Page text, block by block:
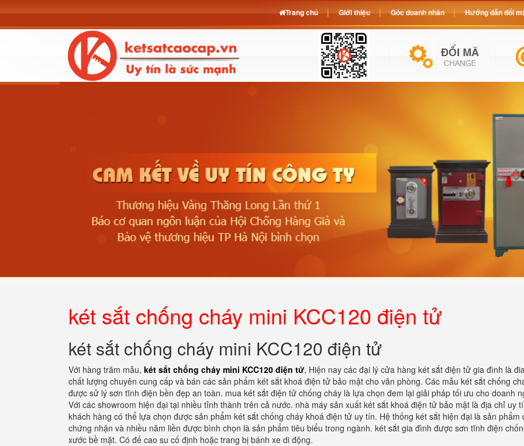
két sắt chống cháy mini KCC120 điện tử
két sắt chống cháy mini KCC120 điện tử
Với hàng trăm mẫu, két sắt chống cháy mini KCC120 điện tử, Hiện nay các đại lý cửa hàng két sắt điện tử gia đình là
chất lượng chuyên cung cấp và bán các sản phẩm két sắt khoá điện tử bảo mật cho văn phòng. Các mẫu két sắt chống
được sử lý sơn tĩnh điện bền đẹp an toàn. mua két sắt điện tử chống cháy là lựa chọn đem lại giải pháp tối ưu cho doanh
Với các showroom hiện đại tại nhiều tỉnh thành trên cả nước. nhà máy sản xuất két sắt khoá điện tử bảo mật là địa chỉ uy
khách hàng có thể lựa chọn được sản phẩm két sắt chống cháy khoá điện tử uy tín. Hệ thống két sắt hiện đại là sản phẩm
chứng nhận và nhiều năm liền được bình chọn là sản phẩm tiêu biểu trong ngành. két sắt gia đình được sơn tĩnh điện
xước bề mặt. Có đế cao su cố định hoặc trang bị bánh xe di động.
Trang chủ Giới thiệu Góc doanh nhân Hướng dẫn đổi